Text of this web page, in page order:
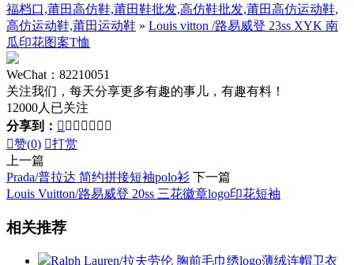
福档口,莆田高仿鞋,莆田鞋批发,高仿鞋批发,莆田高仿运动鞋,
高仿运动鞋,莆田运动鞋 » Louis vitton /路易威登 23ss XYK 南
瓜印花图案T恤
WeChat：82210051
关注我们，每天分享更多有趣的事儿，有趣有料！
12000人已关注
分享到：       
赞(0) 打赏
上一篇
Prada/普拉达 简约拼接短袖polo衫 下一篇
Louis Vuitton/路易威登 20ss 三花徽章logo印花短袖
相关推荐
Ralph Lauren/拉夫劳伦 胸前毛巾绣logo薄绒连帽卫衣